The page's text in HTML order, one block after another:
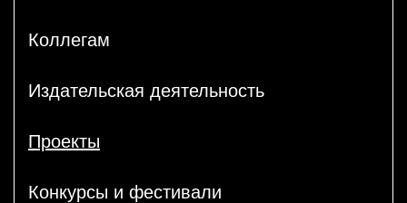
Коллегам
Издательская деятельность
Проекты
Конкурсы и фестивали